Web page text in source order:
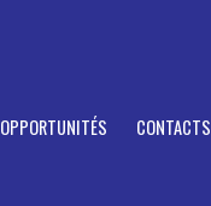
OPPORTUNITÉS CONTACTS